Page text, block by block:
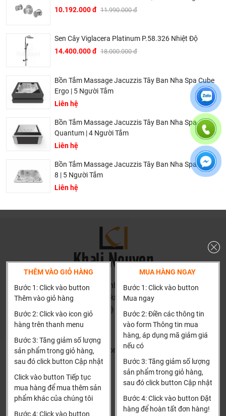
mà khách hàng nhận được. Bời vì Khali Nguyễn muốn
Dịch vụ riêng của Khali Nguyễn dành cho khách hàng:
Khảo sát công trình, để hỗ trợ khách hàng chọn sản
Bảo trì sản phẩm lên tới 5 năm, tặng các phụ kiện hao
mòn và thay thế miễn phí.
Bảo trì kiểm tra sản phẩm trước khi hết hạn bảo hành
kể cả sản phẩm có lên đên 5 năm hay 10 năm bảo
hành miễn phí, Khali Nguyễn sẽ liên hệ để bảo trì và
kiểm tra khi đến hạn, khách hàng không phải ghi nhớ
hay lưu thông tin gì cả.
Khali Nguyễn - Tri kỷ của ngôi nhà bạn!
10.192.000 đ 11.990.000 đ
Sen Cây Viglacera Platinum P.58.326 Nhiệt Độ
14.400.000 đ 18.000.000 đ
Bồn Tắm Massage Jacuzzis Tây Ban Nha Spa Cube
Ergo | 5 Người Tắm
Liên hệ
Bồn Tắm Massage Jacuzzis Tây Ban Nha Spa
Quantum | 4 Người Tắm
Liên hệ
Bồn Tắm Massage Jacuzzis Tây Ban Nha Spa Aqua
8 | 5 Người Tắm
Liên hệ
THÊM VÀO GIỎ HÀNG
Bước 1: Click vào button
Thêm vào giỏ hàng
Bước 2: Click vào icon giỏ
hàng trên thanh menu
Bước 3: Tăng giảm số lượng
sản phẩm trong giỏ hàng,
sau đó click button Cập nhật
Click vào button Tiếp tục
mua hàng để mua thêm sản
phẩm khác của chúng tôi
Bước 4: Click vào button
MUA HÀNG NGAY
Bước 1: Click vào button
Mua ngay
Bước 2: Điền các thông tin
vào form Thông tin mua
hàng, áp dụng mã giảm giá
nếu có
Bước 3: Tăng giảm số lượng
sản phẩm trong giỏ hàng,
sau đó click button Cập nhật
Bước 4: Click vào button Đặt
hàng để hoàn tất đơn hàng!
HN: số 160 đường Văn Minh, Di Trạch, Hoài Đức, Hà Nội
(Cách đại học công nghiệp 1 km)
HCM và các tỉnh khác: Liên hệ hotline để được hướng dẫn
đặt hàng
Khalinguyen.vn@gmail.com
0904501766
Thông tin
Tìm đại lý & Hợp tác
Thông tin thêm
Hướng dẫn mua hàng